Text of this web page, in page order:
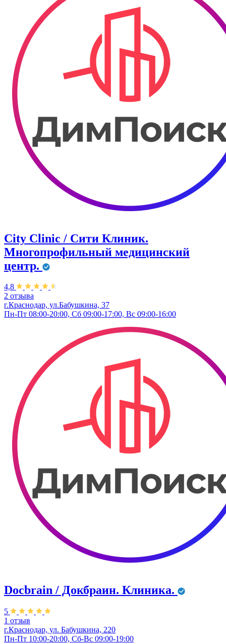
City Clinic / Сити Клиник.
Многопрофильный медицинский
центр.
4,8
2 отзыва
г.Краснодар, ул.Бабушкина, 37
Пн-Пт 08:00-20:00, Сб 09:00-17:00, Вс 09:00-16:00
Docbrain / Докбраин. Клиника.
5
1 отзыв
г.Краснодар, ул. Бабушкина, 220
Пн-Пт 10:00-20:00, Сб-Вс 09:00-19:00